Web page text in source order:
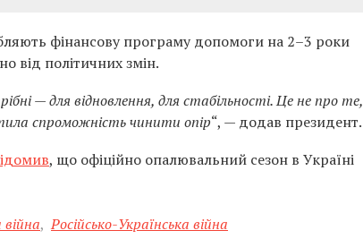
фінансову програму допомоги на 2–3 роки
від політичних змін.
— для відновлення, для стабільності. Це не про те,
спроможність чинити опір“, — додав президент.
, що офіційно опалювальний сезон в Україні
, Російсько-Українська війна